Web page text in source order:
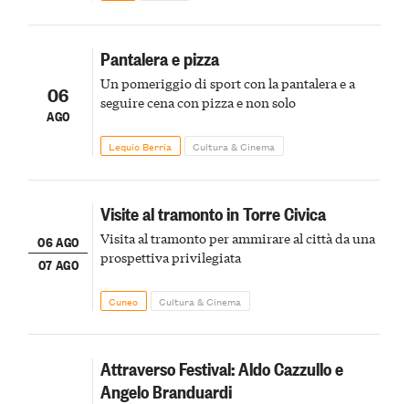
06
AGO
Pantalera e pizza
Un pomeriggio di sport con la pantalera e a
seguire cena con pizza e non solo
Lequio Berria Cultura & Cinema
06 AGO
07 AGO
Visite al tramonto in Torre Civica
Visita al tramonto per ammirare al città da una
prospettiva privilegiata
Cuneo Cultura & Cinema
Attraverso Festival: Aldo Cazzullo e
Angelo Branduardi